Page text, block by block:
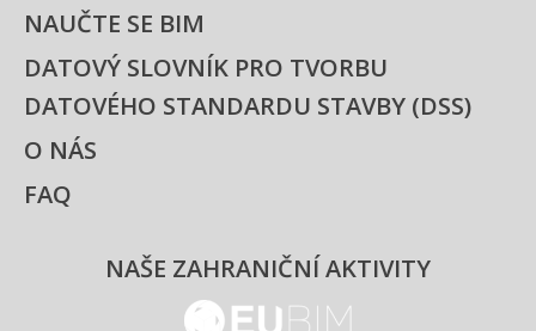
NAUČTE SE BIM
DATOVÝ SLOVNÍK PRO TVORBU
DATOVÉHO STANDARDU STAVBY (DSS)
O NÁS
FAQ
NAŠE ZAHRANIČNÍ AKTIVITY